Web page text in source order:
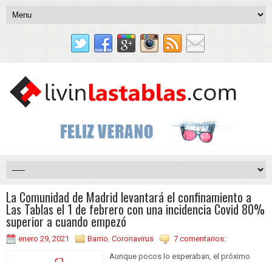
La Comunidad de Madrid levantará el confinamiento a
Las Tablas el 1 de febrero con una incidencia Covid 80%
superior a cuando empezó
enero 29, 2021 Barrio, Coronavirus
7 comentarios:
Aunque pocos lo esperaban, el próximo